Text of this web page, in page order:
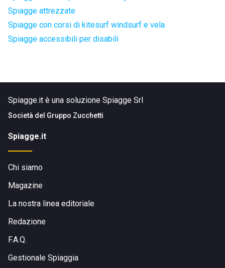
Spiagge attrezzate
Spiagge con corsi di kitesurf windsurf e vela
Spiagge accessibili per disabili
Spiagge.it è una soluzione Spiagge Srl
Società del Gruppo Zucchetti
Spiagge.it
Chi siamo
Magazine
La nostra linea editoriale
Redazione
F.A.Q.
Gestionale Spiaggia